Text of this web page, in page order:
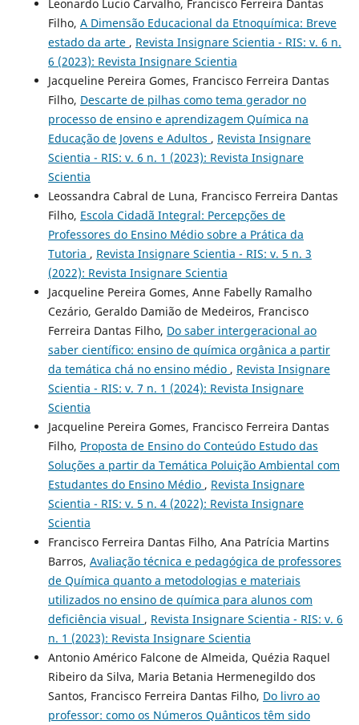
Leonardo Lucio Carvalho, Francisco Ferreira Dantas
Filho, A Dimensão Educacional da Etnoquímica: Breve
estado da arte , Revista Insignare Scientia - RIS: v. 6 n.
6 (2023): Revista Insignare Scientia
Jacqueline Pereira Gomes, Francisco Ferreira Dantas
Filho, Descarte de pilhas como tema gerador no
processo de ensino e aprendizagem Química na
Educação de Jovens e Adultos , Revista Insignare
Scientia - RIS: v. 6 n. 1 (2023): Revista Insignare
Scientia
Leossandra Cabral de Luna, Francisco Ferreira Dantas
Filho, Escola Cidadã Integral: Percepções de
Professores do Ensino Médio sobre a Prática da
Tutoria , Revista Insignare Scientia - RIS: v. 5 n. 3
(2022): Revista Insignare Scientia
Jacqueline Pereira Gomes, Anne Fabelly Ramalho
Cezário, Geraldo Damião de Medeiros, Francisco
Ferreira Dantas Filho, Do saber intergeracional ao
saber científico: ensino de química orgânica a partir
da temática chá no ensino médio , Revista Insignare
Scientia - RIS: v. 7 n. 1 (2024): Revista Insignare
Scientia
Jacqueline Pereira Gomes, Francisco Ferreira Dantas
Filho, Proposta de Ensino do Conteúdo Estudo das
Soluções a partir da Temática Poluição Ambiental com
Estudantes do Ensino Médio , Revista Insignare
Scientia - RIS: v. 5 n. 4 (2022): Revista Insignare
Scientia
Francisco Ferreira Dantas Filho, Ana Patrícia Martins
Barros, Avaliação técnica e pedagógica de professores
de Química quanto a metodologias e materiais
utilizados no ensino de química para alunos com
deficiência visual , Revista Insignare Scientia - RIS: v. 6
n. 1 (2023): Revista Insignare Scientia
Antonio Américo Falcone de Almeida, Quézia Raquel
Ribeiro da Silva, Maria Betania Hermenegildo dos
Santos, Francisco Ferreira Dantas Filho, Do livro ao
professor: como os Números Quânticos têm sido